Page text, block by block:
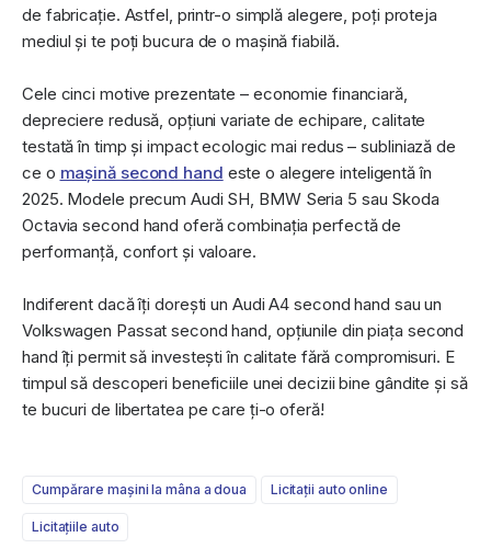
de fabricație. Astfel, printr-o simplă alegere, poți proteja
mediul și te poți bucura de o mașină fiabilă.
Cele cinci motive prezentate – economie financiară,
depreciere redusă, opțiuni variate de echipare, calitate
testată în timp și impact ecologic mai redus – subliniază de
ce o mașină second hand este o alegere inteligentă în
2025. Modele precum Audi SH, BMW Seria 5 sau Skoda
Octavia second hand oferă combinația perfectă de
performanță, confort și valoare.
Indiferent dacă îți dorești un Audi A4 second hand sau un
Volkswagen Passat second hand, opțiunile din piața second
hand îți permit să investești în calitate fără compromisuri. E
timpul să descoperi beneficiile unei decizii bine gândite și să
te bucuri de libertatea pe care ți-o oferă!
Cumpǎrare maşini la mâna a doua Licitații auto online
Licitațiile auto